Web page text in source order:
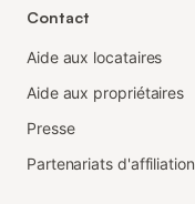
Contact
Aide aux locataires
Aide aux propriétaires
Presse
Partenariats d'affiliation